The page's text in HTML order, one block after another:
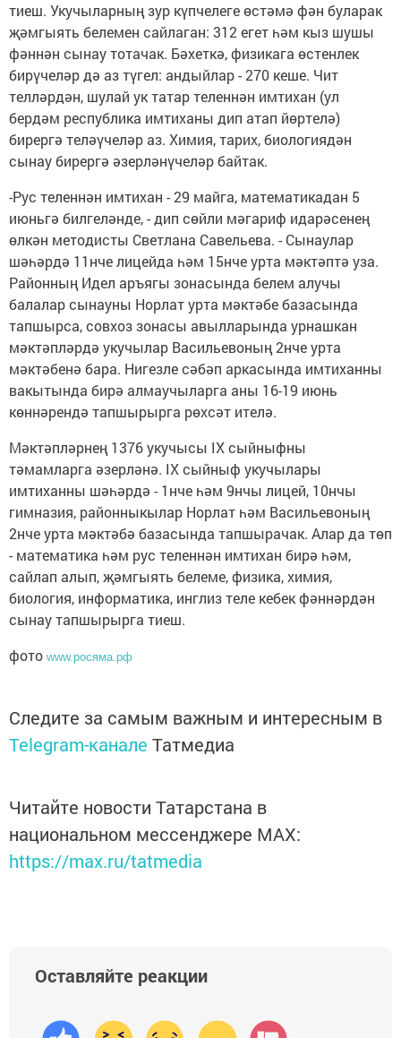
тиеш. Укучыларның зур күпчелеге өстәмә фән буларак
җәмгыять белемен сайлаган: 312 егет һәм кыз шушы
фәннән сынау тотачак. Бәхеткә, физикага өстенлек
бирүчеләр дә аз түгел: андыйлар - 270 кеше. Чит
телләрдән, шулай ук татар теленнән имтихан (ул
бердәм республика имтиханы дип атап йөртелә)
бирергә теләүчеләр аз. Химия, тарих, биологиядән
сынау бирергә әзерләнүчеләр байтак.
-Рус теленнән имтихан - 29 майга, математикадан 5
июньгә билгеләнде, - дип сөйли мәгариф идарәсенең
өлкән методисты Светлана Савельева. - Сынаулар
шәһәрдә 11нче лицейда һәм 15нче урта мәктәптә уза.
Районның Идел аръягы зонасында белем алучы
балалар сынауны Норлат урта мәктәбе базасында
тапшырса, совхоз зонасы авылларында урнашкан
мәктәпләрдә укучылар Васильевоның 2нче урта
мәктәбенә бара. Нигезле сәбәп аркасында имтиханны
вакытында бирә алмаучыларга аны 16-19 июнь
көннәрендә тапшырырга рөхсәт ителә.
Мәктәпләрнең 1376 укучысы IX сыйныфны
тәмамларга әзерләнә. IX сыйныф укучылары
имтиханны шәһәрдә - 1нче һәм 9нчы лицей, 10нчы
гимназия, районныкылар Норлат һәм Васильевоның
2нче урта мәктәбә базасында тапшырачак. Алар да төп
- математика һәм рус теленнән имтихан бирә һәм,
сайлап алып, җәмгыять белеме, физика, химия,
биология, информатика, инглиз теле кебек фәннәрдән
сынау тапшырырга тиеш.
фото www.росяма.рф
Следите за самым важным и интересным в
Telegram-канале Татмедиа
Читайте новости Татарстана в
национальном мессенджере MАХ:
https://max.ru/tatmedia
Оставляйте реакции